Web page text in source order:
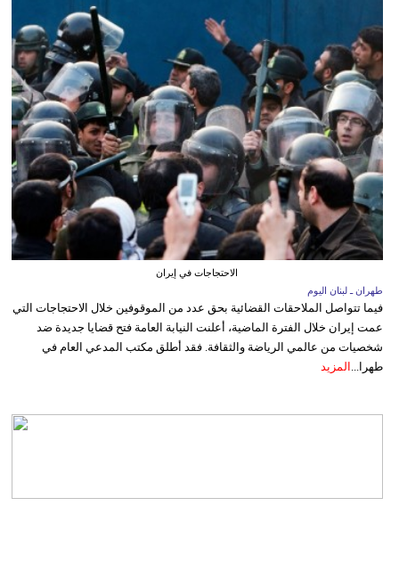
الاحتجاجات في إيران
طهران ـ لبنان اليوم
فيما تتواصل الملاحقات القضائية بحق عدد من الموقوفين خلال الاحتجاجات التي
عمت إيران خلال الفترة الماضية، أعلنت النيابة العامة فتح قضايا جديدة ضد
شخصيات من عالمي الرياضة والثقافة. فقد أطلق مكتب المدعي العام في
طهرا... المزيد